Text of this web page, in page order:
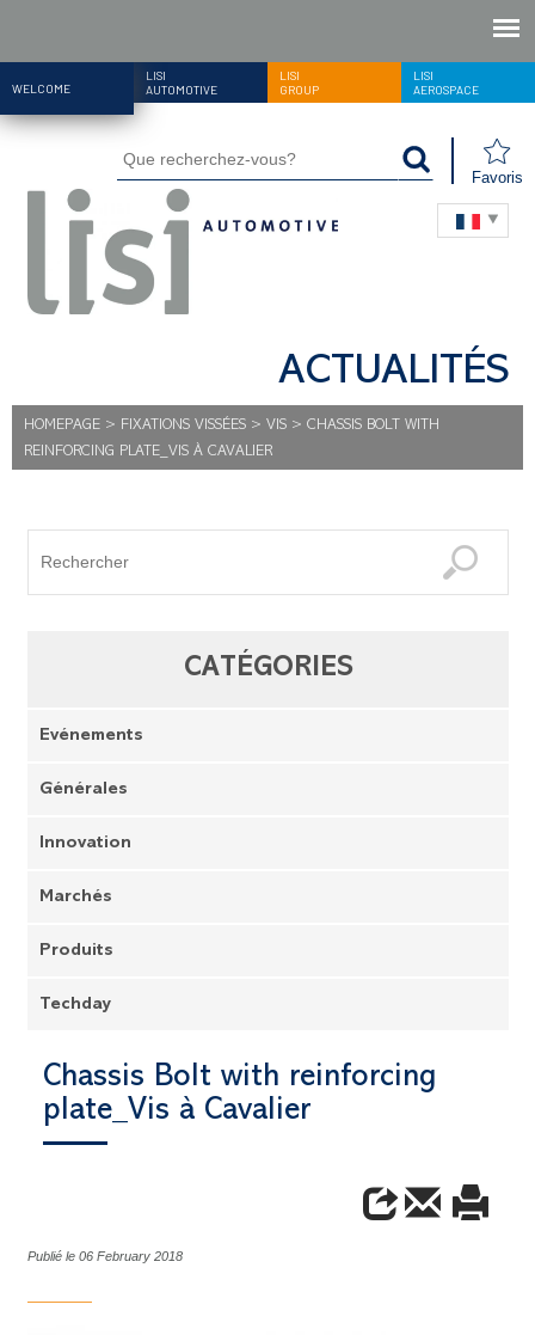
WELCOME
LISI
AUTOMOTIVE
LISI
GROUP
LISI
AEROSPACE
Favoris
ACTUALITÉS
HOMEPAGE > FIXATIONS VISSÉES > VIS > CHASSIS BOLT WITH
REINFORCING PLATE_VIS À CAVALIER
CATÉGORIES
Evénements
Générales
Innovation
Marchés
Produits
Techday
Chassis Bolt with reinforcing
plate_Vis à Cavalier
Publié le 06 February 2018